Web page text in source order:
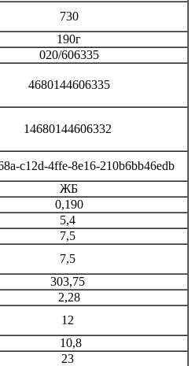
730
190г
020/606335
4680144606335
14680144606332
c12d-4ffe-8e16-210b6bb46edb
ЖБ
0,190
5,4
7,5
7,5
303,75
2,28
12
10,8
23